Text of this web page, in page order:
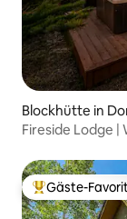
Blockhütte in
Fireside Lodge |
Beliebter Gäste-
Gäste-